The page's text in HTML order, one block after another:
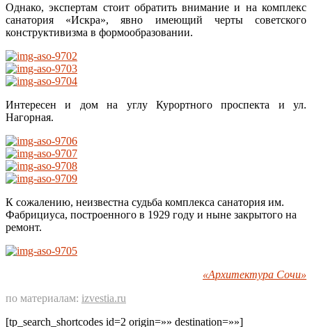
Однако, экспертам стоит обратить внимание и на комплекс
санатория «Искра», явно имеющий черты советского
конструктивизма в формообразовании.
Интересен и дом на углу Курортного проспекта и ул.
Нагорная.
К сожалению, неизвестна судьба комплекса санатория им.
Фабрициуса, построенного в 1929 году и ныне закрытого на
ремонт.
«Архитектура Сочи»
по материалам: izvestia.ru
[tp_search_shortcodes id=2 origin=»» destination=»»]